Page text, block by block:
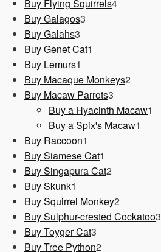
Buy Flying Squirrels44
Buy Galagos3
Buy Galahs3
Produkte
Buy Genet Cat1
Buy Lemurs1
Produkt
Buy Macaque Monkeys22
Buy Macaw Parrots3
Produkte
Buy a Hyacinth Macaw1
Buy a Spix's Macaw1
Buy Raccoon1
Produkt
Buy Siamese Cat1
Produkt
Buy Singapura Cat22
Buy Skunk1
Produkt
Buy Squirrel Monkey22
Produkte
Buy Sulphur-crested Cockatoo3
Buy Toyger Cat3
Produkte
Buy Tree Python22